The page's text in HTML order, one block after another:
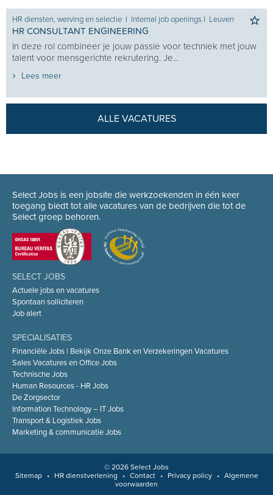
HR diensten, werving en selectie I Internal job openings I Leuven
HR CONSULTANT ENGINEERING
In deze rol combineer je jouw passie voor techniek met jouw
talent voor mensgerichte rekrutering. Je...
Lees meer
ALLE VACATURES
Select Jobs is een jobsite die werkzoekenden in één keer
toegang biedt tot alle vacatures van de bedrijven die tot de
Select groep behoren.
SELECT JOBS
Actuele jobs en vacatures
Spontaan solliciteren
Job alert
SPECIALISATIES
Financiële Jobs | Bekijk Onze Bank en Verzekeringen Vacatures
Sales Vacatures en Office Jobs
Technische Jobs
Human Resources - HR Jobs
De Zorgsector
Information Technology – IT Jobs
Transport & Logistiek Jobs
Marketing & communicatie Jobs
© 2026 Select Jobs
Sitemap
• HR dienstverlening • Contact • Privacy policy •
Algemene
voorwaarden